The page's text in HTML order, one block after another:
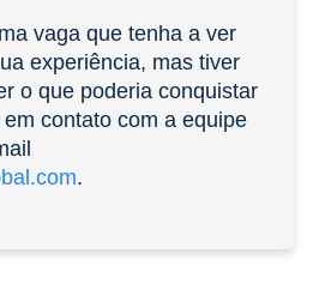
vaga que tenha a ver
experiência, mas tiver
o que poderia conquistar
contato com a equipe
.